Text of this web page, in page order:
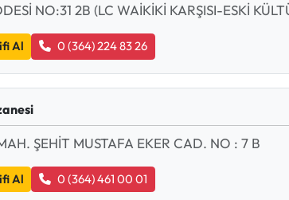
NO:31 2B (LC WAİKİKİ KARŞISI-ESKİ
Al 0 (364) 224 83 26
ŞEHİT MUSTAFA EKER CAD. NO : 7 B
Al 0 (364) 461 00 01